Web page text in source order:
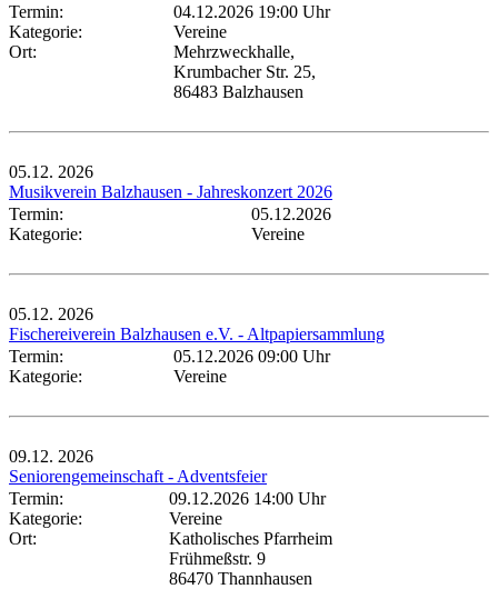
Termin:
04.12.2026 19:00 Uhr
Kategorie:
Vereine
Ort:
Mehrzweckhalle,
Krumbacher Str. 25,
86483 Balzhausen
05.12. 2026
Musikverein Balzhausen - Jahreskonzert 2026
Termin:
05.12.2026
Kategorie:
Vereine
05.12. 2026
Fischereiverein Balzhausen e.V. - Altpapiersammlung
Termin:
05.12.2026 09:00 Uhr
Kategorie:
Vereine
09.12. 2026
Seniorengemeinschaft - Adventsfeier
Termin:
09.12.2026 14:00 Uhr
Kategorie:
Vereine
Ort:
Katholisches Pfarrheim
Frühmeßstr. 9
86470 Thannhausen